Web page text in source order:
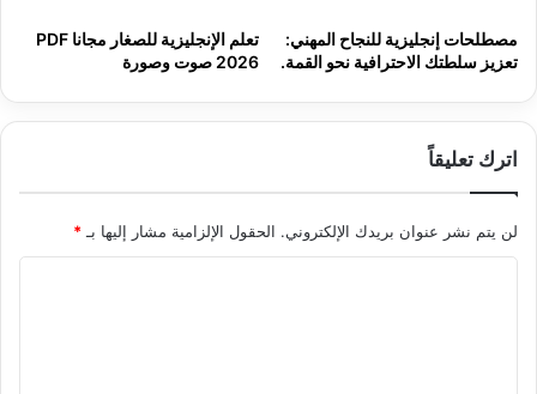
مصطلحات إنجليزية للنجاح المهني:
تعزيز سلطتك الاحترافية نحو القمة.
تعلم الإنجليزية للصغار مجانا PDF
2026 صوت وصورة
اترك تعليقاً
لن يتم نشر عنوان بريدك الإلكتروني. الحقول الإلزامية مشار إليها بـ*